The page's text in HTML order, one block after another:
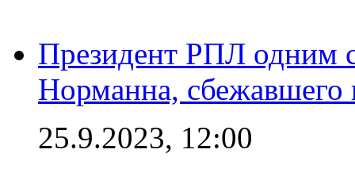
Президент РПЛ одним
Норманна, сбежавшего
25.9.2023, 12:00